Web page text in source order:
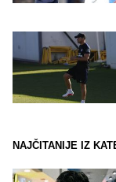
NAJČITANIJE IZ